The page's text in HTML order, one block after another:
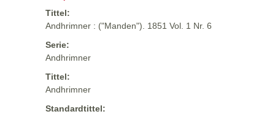
Tittel:
Andhrimner : ("Manden"). 1851 Vol. 1 Nr. 6
Serie:
Andhrimner
Tittel:
Andhrimner
Standardtittel: